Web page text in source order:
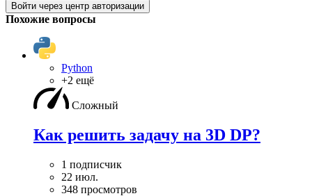
Войти через центр авторизации
Похожие вопросы
Python
+2 ещё
Сложный
Как решить задачу на 3D DP?
1 подписчик
22 июл.
348 просмотров